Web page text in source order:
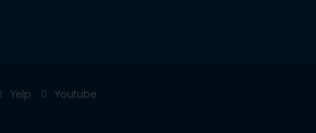
Yelp Youtube